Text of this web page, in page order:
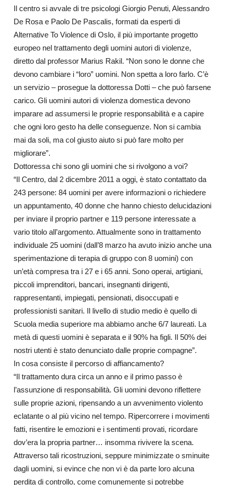
Il centro si avvale di tre psicologi Giorgio Penuti, Alessandro
De Rosa e Paolo De Pascalis, formati da esperti di
Alternative To Violence di Oslo, il più importante progetto
europeo nel trattamento degli uomini autori di violenze,
diretto dal professor Marius Rakil. “Non sono le donne che
devono cambiare i “loro” uomini. Non spetta a loro farlo. C’è
un servizio – prosegue la dottoressa Dotti – che può farsene
carico. Gli uomini autori di violenza domestica devono
imparare ad assumersi le proprie responsabilità e a capire
che ogni loro gesto ha delle conseguenze. Non si cambia
mai da soli, ma col giusto aiuto si può fare molto per
migliorare”.
Dottoressa chi sono gli uomini che si rivolgono a voi?
“Il Centro, dal 2 dicembre 2011 a oggi, è stato contattato da
243 persone: 84 uomini per avere informazioni o richiedere
un appuntamento, 40 donne che hanno chiesto delucidazioni
per inviare il proprio partner e 119 persone interessate a
vario titolo all’argomento. Attualmente sono in trattamento
individuale 25 uomini (dall’8 marzo ha avuto inizio anche una
sperimentazione di terapia di gruppo con 8 uomini) con
un’età compresa tra i 27 e i 65 anni. Sono operai, artigiani,
piccoli imprenditori, bancari, insegnanti dirigenti,
rappresentanti, impiegati, pensionati, disoccupati e
professionisti sanitari. Il livello di studio medio è quello di
Scuola media superiore ma abbiamo anche 6/7 laureati. La
metà di questi uomini è separata e il 90% ha figli. Il 50% dei
nostri utenti è stato denunciato dalle proprie compagne”.
In cosa consiste il percorso di affiancamento?
“Il trattamento dura circa un anno e il primo passo è
l’assunzione di responsabilità. Gli uomini devono riflettere
sulle proprie azioni, ripensando a un avvenimento violento
eclatante o al più vicino nel tempo. Ripercorrere i movimenti
fatti, risentire le emozioni e i sentimenti provati, ricordare
dov’era la propria partner… insomma rivivere la scena.
Attraverso tali ricostruzioni, seppure minimizzate o sminuite
dagli uomini, si evince che non vi è da parte loro alcuna
perdita di controllo, come comunemente si potrebbe